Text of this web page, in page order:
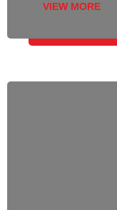
VIEW MORE